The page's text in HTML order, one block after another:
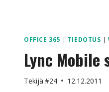
OFFICE 365 | TIEDOTUS |
Lync Mobile
Tekijä #24 12.12.2011